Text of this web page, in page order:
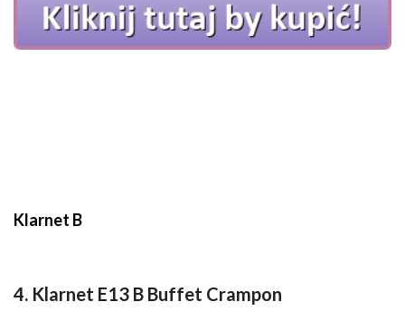
Klarnet B
4. Klarnet E13 B Buffet Crampon